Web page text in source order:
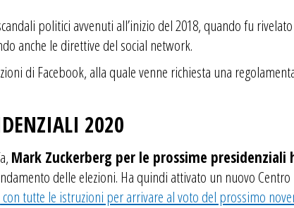
politici avvenuti all’inizio del 2018, quando fu
anche le direttive del social network.
di Facebook, alla quale venne richiesta una
2020
Mark Zuckerberg per le prossime presidenziali
delle elezioni. Ha quindi attivato un nuovo
tutte le istruzioni per arrivare al voto del prossimo